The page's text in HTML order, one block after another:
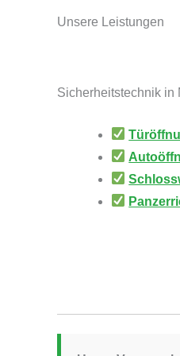
Unsere Leistungen
Sicherheitstechnik in